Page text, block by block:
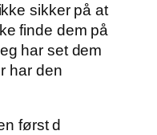
sikker på at
finde dem på
har set dem
har den
først d